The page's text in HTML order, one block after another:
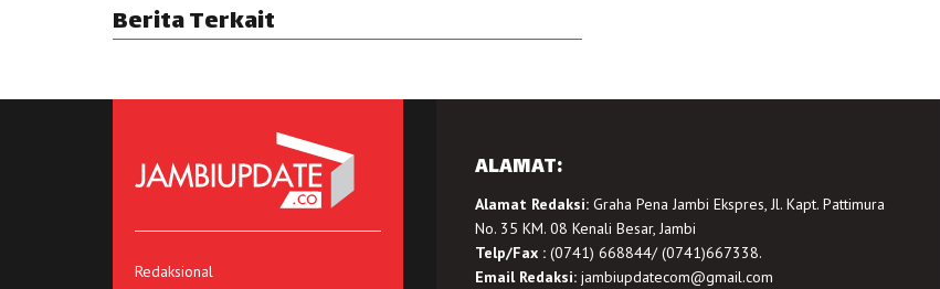
Berita Terkait
Redaksional
ALAMAT:
Alamat Redaksi:Graha Pena Jambi Ekspres, Jl. Kapt. Pattimura
No. 35 KM. 08 Kenali Besar, Jambi
Telp/Fax :(0741) 668844/ (0741)667338.
Email Redaksi: jambiupdatecom@gmail.com